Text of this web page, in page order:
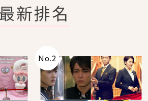
新排名
No.2